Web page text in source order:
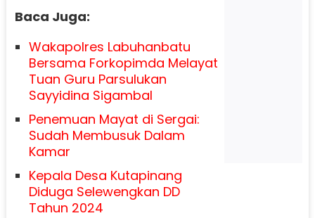
Baca Juga:
Wakapolres Labuhanbatu
Bersama Forkopimda Melayat
Tuan Guru Parsulukan
Sayyidina Sigambal
Penemuan Mayat di Sergai:
Sudah Membusuk Dalam
Kamar
Kepala Desa Kutapinang
Diduga Selewengkan DD
Tahun 2024